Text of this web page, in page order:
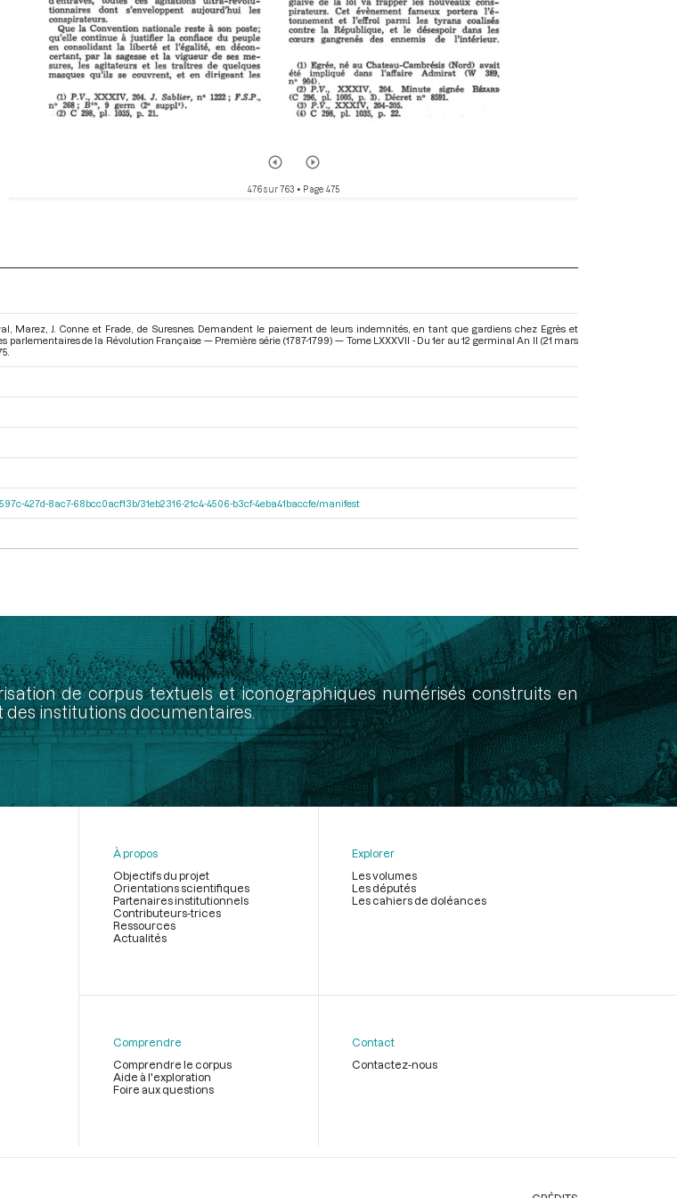
476 sur 763 • Page 475
Marez, J. Conne et Frade, de Suresnes. Demandent le paiement de leurs indemnités, en tant que gardiens chez Egrès et
parlementaires de la Révolution Française — Première série (1787-1799) — Tome LXXXVII - Du 1er au 12 germinal An II (21 mars
597c-427d-8ac7-68bcc0acf13b/31eb2316-21c4-4506-b3cf-4eba41baccfe/manifest
de corpus textuels et iconographiques numérisés construits en
institutions documentaires.
page
À propos
Objectifs du projet
Orientations scientifiques
Partenaires institutionnels
Contributeurs-trices
Ressources
Actualités
Explorer
Les volumes
Les députés
Les cahiers de doléances
Comprendre
Comprendre le corpus
Aide à l'exploration
Foire aux questions
Contact
Contactez-nous